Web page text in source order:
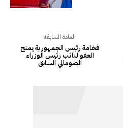
المادة السابقة
فخامة رئيس الجمهورية يمنح
العفو لنائب رئيس الوزراء
الصومالي السابق